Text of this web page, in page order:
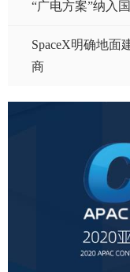
“广电方案”纳入
SpaceX明确地面
商